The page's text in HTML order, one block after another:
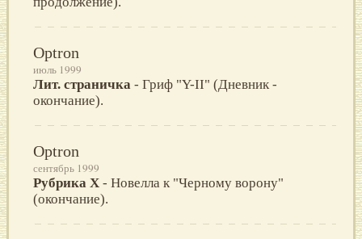
Optron
июль 1999
Лит. страничка - Гриф "Y-II" (Дневник -
окончание).
Optron
сентябрь 1999
Рубрика X - Новелла к "Черному ворону"
(окончание).